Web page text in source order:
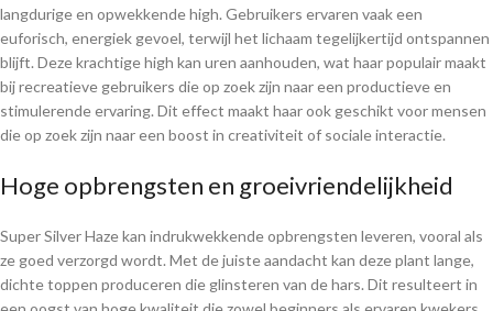
langdurige en opwekkende high. Gebruikers ervaren vaak een
euforisch, energiek gevoel, terwijl het lichaam tegelijkertijd ontspannen
blijft. Deze krachtige high kan uren aanhouden, wat haar populair maakt
bij recreatieve gebruikers die op zoek zijn naar een productieve en
stimulerende ervaring. Dit effect maakt haar ook geschikt voor mensen
die op zoek zijn naar een boost in creativiteit of sociale interactie.
Hoge opbrengsten en groeivriendelijkheid
Super Silver Haze kan indrukwekkende opbrengsten leveren, vooral als
ze goed verzorgd wordt. Met de juiste aandacht kan deze plant lange,
dichte toppen produceren die glinsteren van de hars. Dit resulteert in